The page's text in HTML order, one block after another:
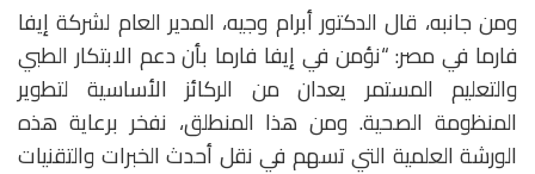
ومن جانبه، قال الدكتور أبرام وجيه، المدير العام لشركة إيفا
فارما في مصر: “نؤمن في إيفا فارما بأن دعم الابتكار الطبي
والتعليم المستمر يعدان من الركائز الأساسية لتطوير
المنظومة الصحية. ومن هذا المنطلق، نفخر برعاية هذه
الورشة العلمية التي تسهم في نقل أحدث الخبرات والتقنيات